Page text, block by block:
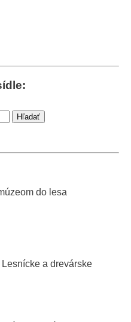
do lesa
Lesnícke a drevárske